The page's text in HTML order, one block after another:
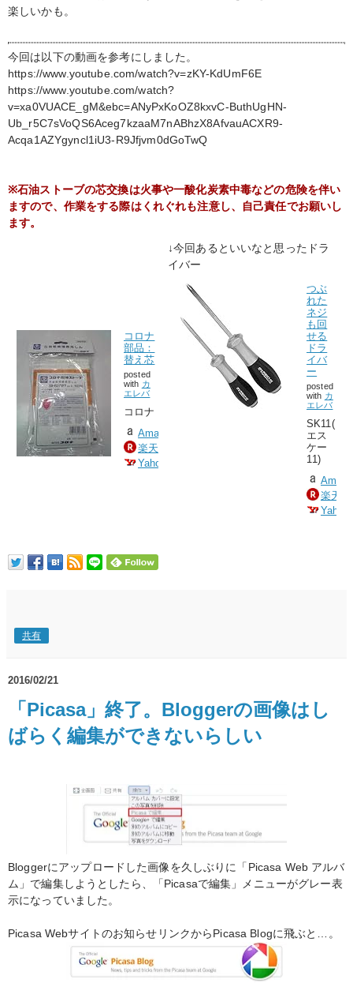
楽しいかも。
今回は以下の動画を参考にしました。
https://www.youtube.com/watch?v=zKY-KdUmF6E
https://www.youtube.com/watch?
v=xa0VUACE_gM&ebc=ANyPxKoOZ8kxvC-ButhUgHN-
Ub_r5C7sVoQS6Aceg7kzaaM7nABhzX8AfvauACXR9-
Acqa1AZYgyncl1iU3-R9Jfjvm0dGoTwQ
※石油ストーブの芯交換は火事や一酸化炭素中毒などの危険を伴い
ますので、作業をする際はくれぐれも注意し、自己責任でお願いし
ます。
↓今回あるといいなと思ったドラ
イバー
コロナ
部品：
替え芯
posted
with カ
エレバ
コロナ
Amazonで検索
楽天市場で検索
Yahooショッピングで検索
つぶ
れた
ネジ
も回
せる
ドラ
イバ
ー
posted
with カ
エレバ
SK11(
エス
ケー
11)
楽天
Yahoo
共有
2016/02/21
「Picasa」終了。Bloggerの画像はし
ばらく編集ができないらしい
Bloggerにアップロードした画像を久しぶりに「Picasa Web アルバ
ム」で編集しようとしたら、「Picasaで編集」メニューがグレー表
示になっていました。
Picasa Webサイトのお知らせリンクからPicasa Blogに飛ぶと…。